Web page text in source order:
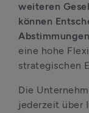
weiteren
können
eine hohe
strategischen
Die
jederzeit über